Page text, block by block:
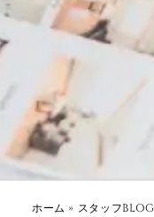
ホーム » スタッフBLOG